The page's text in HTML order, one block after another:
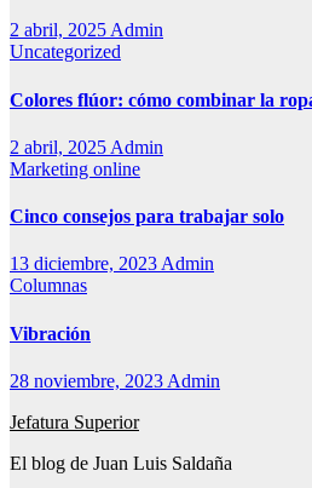
2 abril, 2025Admin
Uncategorized
Colores flúor: cómo combinar la
2 abril, 2025 Admin
Marketing online
Cinco consejos para trabajar solo
13 diciembre, 2023Admin
Columnas
Vibración
28 noviembre, 2023 Admin
Jefatura Superior
El blog de Juan Luis Saldaña